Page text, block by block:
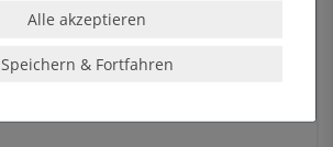
Alle akzeptieren
Speichern & Fortfahren